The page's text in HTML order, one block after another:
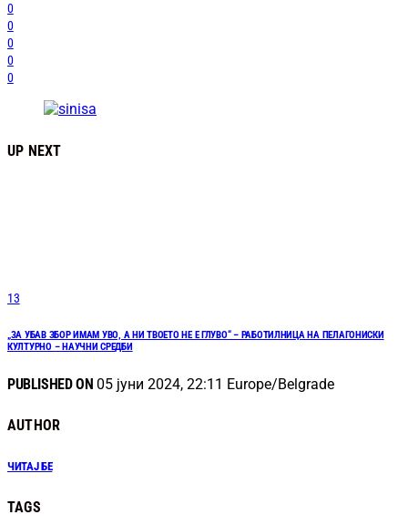
0
0
0
0
0
UP NEXT
13
„ЗА УБАВ ЗБОР ИМАМ УВО, А НИ ТВОЕТО НЕ Е ГЛУВО“ – РАБОТИЛНИЦА НА ПЕЛАГОНИСКИ
КУЛТУРНО – НАУЧНИ СРЕДБИ
PUBLISHED ON 05 јуни 2024, 22:11 Europe/Belgrade
AUTHOR
ЧИТАЈ БЕ
TAGS